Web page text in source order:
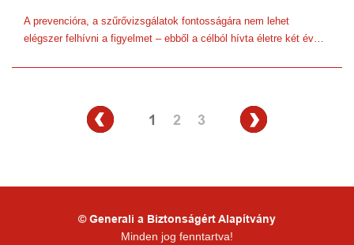
A prevencióra, a szűrővizsgálatok fontosságára nem lehet
elégszer felhívni a figyelmet – ebből a célból hívta életre két év…
1 2 3
© Generali a Biztonságért Alapítvány
Minden jog fenntartva!